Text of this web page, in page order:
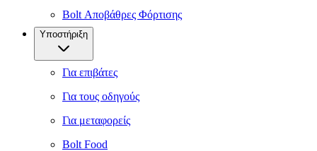
Bolt Αποβάθρες Φόρτισης
Υποστήριξη
Για επιβάτες
Για τους οδηγούς
Για μεταφορείς
Bolt Food